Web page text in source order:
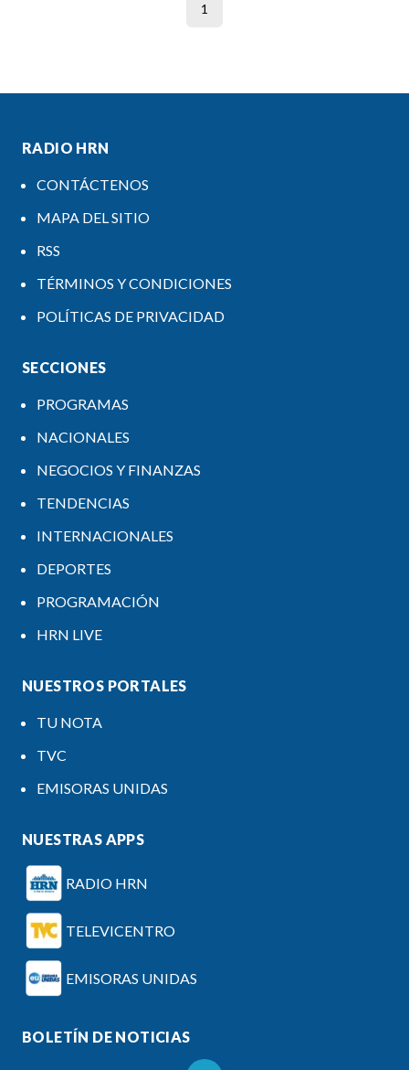
1
RADIO HRN
CONTÁCTENOS
MAPA DEL SITIO
RSS
TÉRMINOS Y CONDICIONES
POLÍTICAS DE PRIVACIDAD
SECCIONES
PROGRAMAS
NACIONALES
NEGOCIOS Y FINANZAS
TENDENCIAS
INTERNACIONALES
DEPORTES
PROGRAMACIÓN
HRN LIVE
NUESTROS PORTALES
TU NOTA
TVC
EMISORAS UNIDAS
NUESTRAS APPS
RADIO HRN
TELEVICENTRO
EMISORAS UNIDAS
BOLETÍN DE NOTICIAS